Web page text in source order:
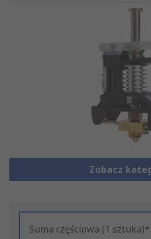
Zobacz
Suma częściowa (1 sztuka)*